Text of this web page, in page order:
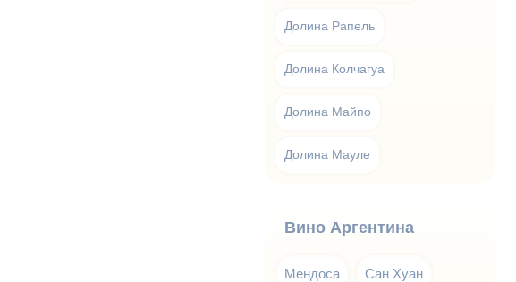
Долина Рапель
Долина Колчагуа
Долина Майпо
Долина Мауле
Вино Аргентина
Мендоса Сан Хуан